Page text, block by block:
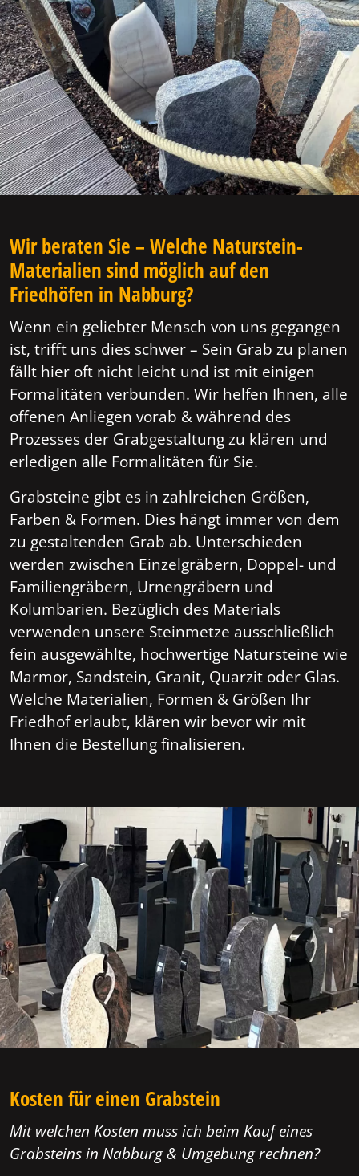
Wir beraten Sie – Welche Naturstein-
Materialien sind möglich auf den
Friedhöfen in Nabburg?
Wenn ein geliebter Mensch von uns gegangen
ist, trifft uns dies schwer – Sein Grab zu planen
fällt hier oft nicht leicht und ist mit einigen
Formalitäten verbunden. Wir helfen Ihnen, alle
offenen Anliegen vorab & während des
Prozesses der Grabgestaltung zu klären und
erledigen alle Formalitäten für Sie.
Grabsteine gibt es in zahlreichen Größen,
Farben & Formen. Dies hängt immer von dem
zu gestaltenden Grab ab. Unterschieden
werden zwischen Einzelgräbern, Doppel- und
Familiengräbern, Urnengräbern und
Kolumbarien. Bezüglich des Materials
verwenden unsere Steinmetze ausschließlich
fein ausgewählte, hochwertige Natursteine wie
Marmor, Sandstein, Granit, Quarzit oder Glas.
Welche Materialien, Formen & Größen Ihr
Friedhof erlaubt, klären wir bevor wir mit
Ihnen die Bestellung finalisieren.
Kosten für einen Grabstein
Mit welchen Kosten muss ich beim Kauf eines
Grabsteins in Nabburg & Umgebung rechnen?